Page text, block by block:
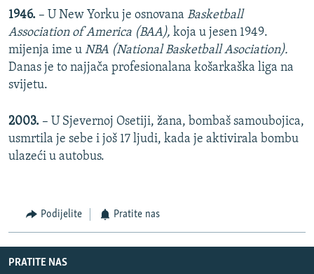
1946. – U New Yorku je osnovana Basketball
Association of America (BAA), koja u jesen 1949.
mijenja ime u NBA (National Basketball Asociation).
Danas je to najjača profesionalana košarkaška liga na
svijetu.
2003. – U Sjevernoj Osetiji, žana, bombaš samoubojica,
usmrtila je sebe i još 17 ljudi, kada je aktivirala bombu
ulazeći u autobus.
Podijelite Pratite nas
PRATITE NAS